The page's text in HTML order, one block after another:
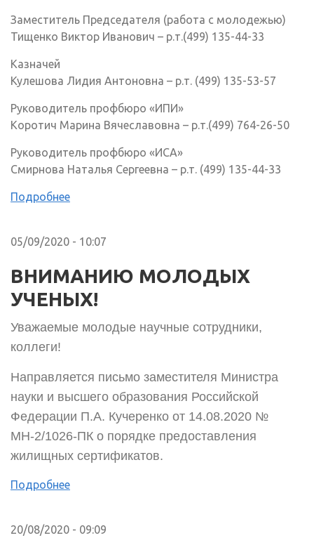
Заместитель Председателя (работа с молодежью)
Тищенко Виктор Иванович – р.т.(499) 135-44-33
Казначей
Кулешова Лидия Антоновна – р.т. (499) 135-53-57
Руководитель профбюро «ИПИ»
Коротич Марина Вячеславовна – р.т.(499) 764-26-50
Руководитель профбюро «ИСА»
Смирнова Наталья Сергеевна – р.т. (499) 135-44-33
Подробнее
05/09/2020 - 10:07
ВНИМАНИЮ МОЛОДЫХ
УЧЕНЫХ!
Уважаемые молодые научные сотрудники,
коллеги!
Направляется письмо заместителя Министра
науки и высшего образования Российской
Федерации П.А. Кучеренко от 14.08.2020 №
МН-2/1026-ПК о порядке предоставления
жилищных сертификатов.
Подробнее
20/08/2020 - 09:09